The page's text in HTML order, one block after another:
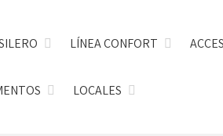
LÍNEA CONFORT
LOCALES